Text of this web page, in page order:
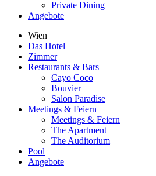
Private Dining
Angebote
Wien
Das Hotel
Zimmer
Restaurants & Bars
Cayo Coco
Bouvier
Salon Paradise
Meetings & Feiern
Meetings & Feiern
The Apartment
The Auditorium
Pool
Angebote